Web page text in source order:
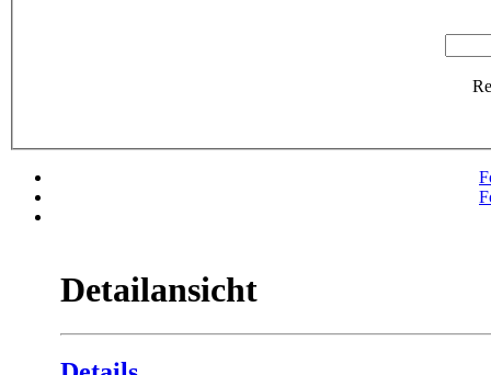
Detailansicht